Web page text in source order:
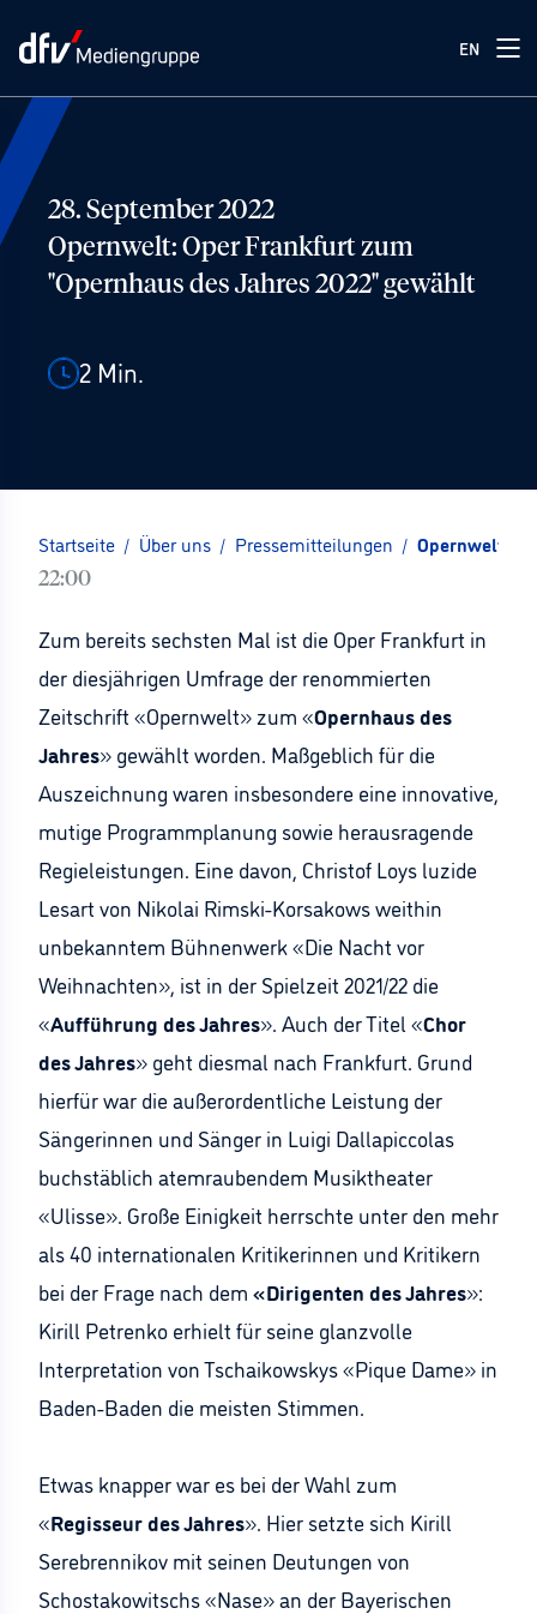
EN
28. September 2022
Opernwelt: Oper Frankfurt zum
"Opernhaus des Jahres 2022" gewählt
2 Min.
Startseite / Über uns / Pressemitteilungen / Opernwelt:
22:00
Zum bereits sechsten Mal ist die Oper Frankfurt in
der diesjährigen Umfrage der renommierten
Zeitschrift «Opernwelt» zum «Opernhaus des
Jahres» gewählt worden. Maßgeblich für die
Auszeichnung waren insbesondere eine innovative,
mutige Programmplanung sowie herausragende
Regieleistungen. Eine davon, Christof Loys luzide
Lesart von Nikolai Rimski-Korsakows weithin
unbekanntem Bühnenwerk «Die Nacht vor
Weihnachten», ist in der Spielzeit 2021/22 die
«Aufführung des Jahres». Auch der Titel «Chor
des Jahres» geht diesmal nach Frankfurt. Grund
hierfür war die außerordentliche Leistung der
Sängerinnen und Sänger in Luigi Dallapiccolas
buchstäblich atemraubendem Musiktheater
«Ulisse». Große Einigkeit herrschte unter den mehr
als 40 internationalen Kritikerinnen und Kritikern
bei der Frage nach dem «Dirigenten des Jahres»:
Kirill Petrenko erhielt für seine glanzvolle
Interpretation von Tschaikowskys «Pique Dame» in
Baden-Baden die meisten Stimmen.
Etwas knapper war es bei der Wahl zum
«Regisseur des Jahres». Hier setzte sich Kirill
Serebrennikov mit seinen Deutungen von
Schostakowitschs «Nase» an der Bayerischen